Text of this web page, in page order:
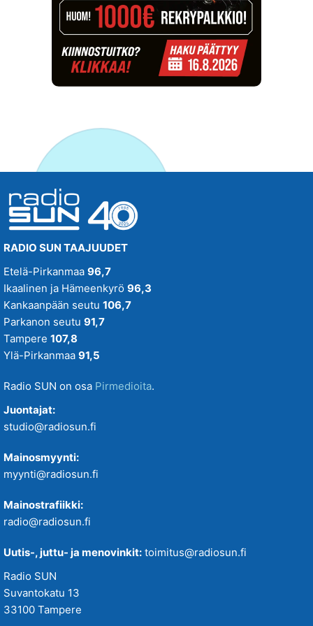
RADIO SUN TAAJUUDET
Etelä-Pirkanmaa 96,7
Ikaalinen ja Hämeenkyrö 96,3
Kankaanpään seutu 106,7
Parkanon seutu 91,7
Tampere 107,8
Ylä-Pirkanmaa 91,5
Radio SUN on osa Pirmedioita.
Juontajat:
studio@radiosun.fi
Mainosmyynti:
myynti@radiosun.fi
Mainostrafiikki:
radio@radiosun.fi
Uutis-, juttu- ja menovinkit: toimitus@radiosun.fi
Radio SUN
Suvantokatu 13
33100 Tampere